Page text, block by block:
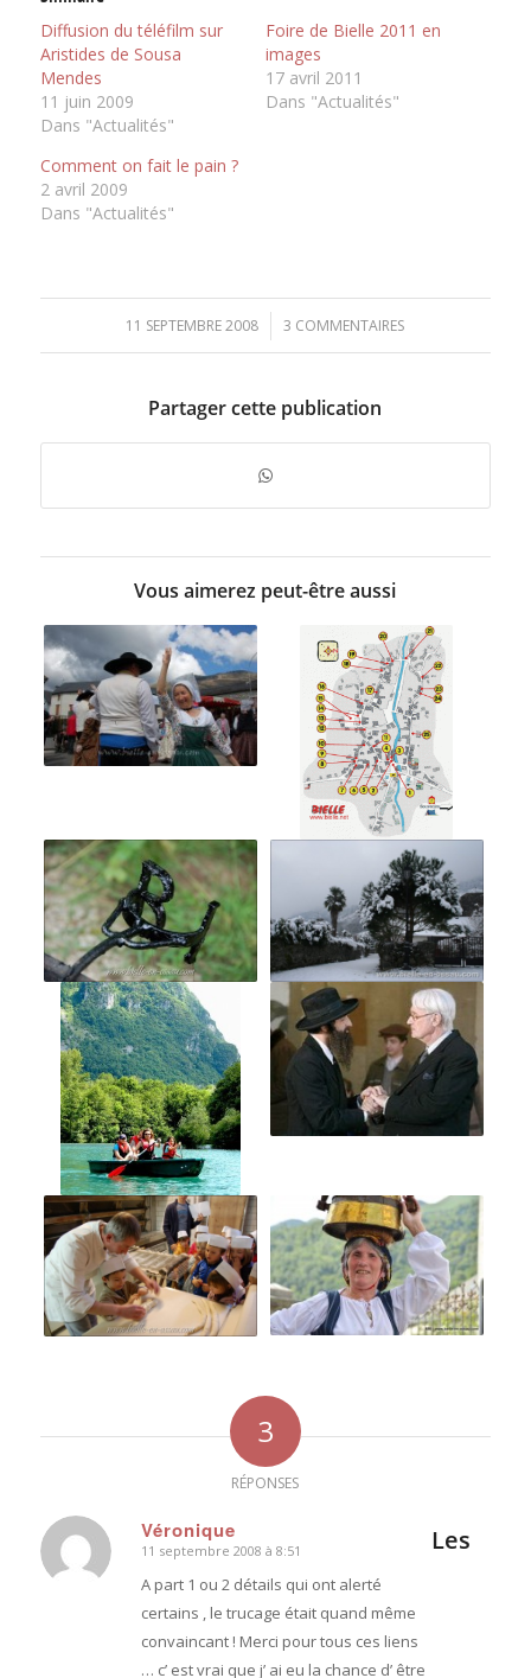
Diffusion du téléfilm sur
Aristides de Sousa
Mendes
11 juin 2009
Dans "Actualités"
Foire de Bielle 2011 en
images
17 avril 2011
Dans "Actualités"
Comment on fait le pain ?
2 avril 2009
Dans "Actualités"
11 SEPTEMBRE 2008
/ 3 COMMENTAIRES
Partager cette publication
Vous aimerez peut-être aussi
3
RÉPONSES
Véronique
dit
:
11 septembre 2008 à 8:51
A part 1 ou 2 détails qui ont alerté
certains , le trucage était quand même
convaincant ! Merci pour tous ces liens
… c’ est vrai que j’ ai eu la chance d’ être
Les